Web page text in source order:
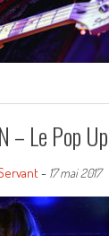
– Le Pop
- 17 mai 2017